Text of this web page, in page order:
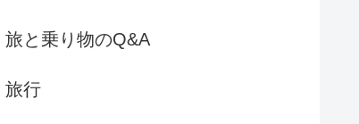
旅と乗り物のQ&A
旅行